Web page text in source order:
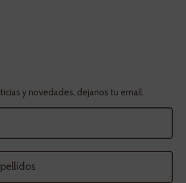
y novedades, dejanos tu email.